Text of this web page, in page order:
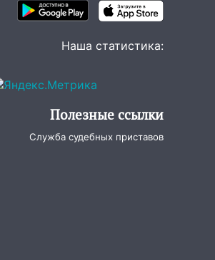
Наша статистика:
Полезные ссылки
Служба судебных приставов